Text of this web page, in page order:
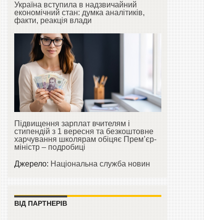
Україна вступила в надзвичайний
економічний стан: думка аналітиків,
факти, реакція влади
Підвищення зарплат вчителям і
стипендій з 1 вересня та безкоштовне
харчування школярам обіцяє Прем’єр-
міністр – подробиці
Джерело:Національна служба новин
ВІД ПАРТНЕРІВ